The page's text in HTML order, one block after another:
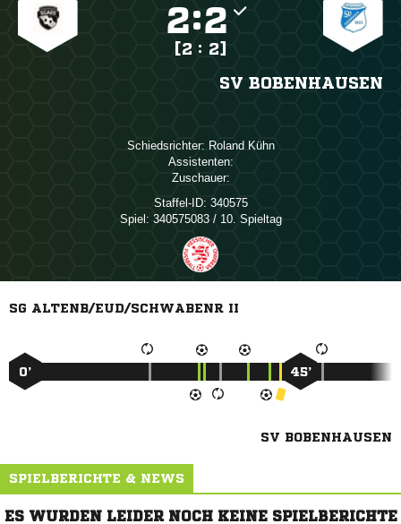
:
[2 : 2]
SV BOBENHAUSEN
Schiedsrichter:  
Assistenten:
Zuschauer:
Staffel-ID: 340575
Spiel: 340575083 / 10. Spieltag
SG ALTENB/EUD/SCHWABENR II
0’ 45’
SV BOBENHAUSEN
SPIELBERICHTE & NEWS
ES WURDEN LEIDER NOCH KEINE SPIELBERICHTE